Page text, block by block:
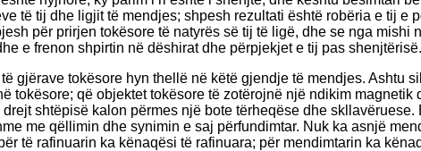
të tij dhe ligjit të mendjes; shpesh rezultati është robëria e tij
për prirjen tokësore të natyrës së tij të ligë, dhe se nga
e frenon shpirtin në dëshirat dhe përpjekjet e tij pas shenjtërisë.
gjërave tokësore hyn thellë në këtë gjendje të mendjes. Ashtu
tokësore; që objektet tokësore të zotërojnë një ndikim
shtëpisë kalon përmes një bote tërheqëse dhe
me qëllimin dhe synimin e saj përfundimtar. Nuk ka asnjë
të rafinuarin ka kënaqësi të rafinuara; për mendimtarin ka